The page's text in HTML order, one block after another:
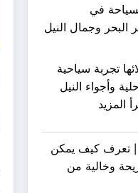
في
البحر وجمال النيل
تجربة سياحية
وأجواء النيل
المزيد
مصر
السياحية
| تعرف كيف يمكن
وخالية من